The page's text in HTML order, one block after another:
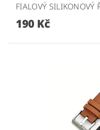
FIALOVÝ SILIKONOVÝ
190 Kč